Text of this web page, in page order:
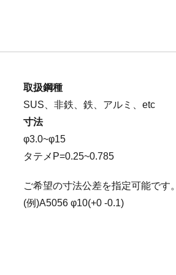
取扱鋼種
SUS、非鉄、鉄、アルミ、etc
寸法
φ3.0~φ15
タテメP=0.25~0.785
ご希望の寸法公差を指定可能です。
(例)A5056 φ10(+0 -0.1)